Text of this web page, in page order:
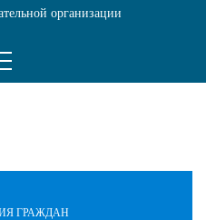
ГРАЖДАН
организации